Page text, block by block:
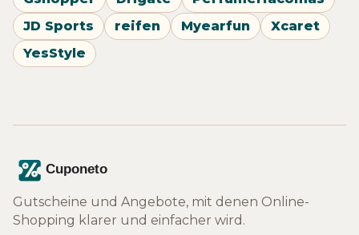
JD Sports
reifen Myearfun
Xcaret
YesStyle
Gutscheine und Angebote, mit denen Online-
Shopping klarer und einfacher wird.